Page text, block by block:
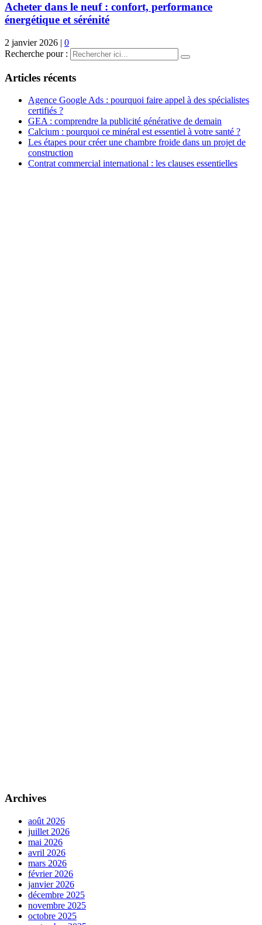
Acheter dans le neuf : confort, performance
énergétique et sérénité
2 janvier 2026 | 0
Recherche pour :
Articles récents
Agence Google Ads : pourquoi faire appel à des spécialistes
certifiés ?
GEA : comprendre la publicité générative de demain
Calcium : pourquoi ce minéral est essentiel à votre santé ?
Les étapes pour créer une chambre froide dans un projet de
construction
Contrat commercial international : les clauses essentielles
Archives
août 2026
juillet 2026
mai 2026
avril 2026
mars 2026
février 2026
janvier 2026
décembre 2025
novembre 2025
octobre 2025